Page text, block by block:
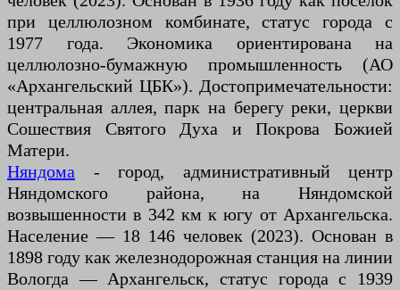
при целлюлозном комбинате, статус города с
1977 года. Экономика ориентирована на
целлюлозно-бумажную промышленность (АО
«Архангельский ЦБК»). Достопримечательности:
центральная аллея, парк на берегу реки, церкви
Сошествия Святого Духа и Покрова Божией
Матери.
Няндома - город, административный центр
Няндомского района, на Няндомской
возвышенности в 342 км к югу от Архангельска.
Население — 18 146 человек (2023). Основан в
1898 году как железнодорожная станция на линии
Вологда — Архангельск, статус города с 1939